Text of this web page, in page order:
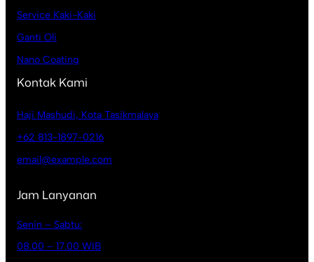
Service Kaki-Kaki
Ganti Oli
Nano Coating
Kontak Kami
Haji Mashudi, Kota Tasikmalaya
+62 813-1897-0216
email@example.com
Jam Lanyanan
Senin – Sabtu:
08.00 – 17.00 WIB